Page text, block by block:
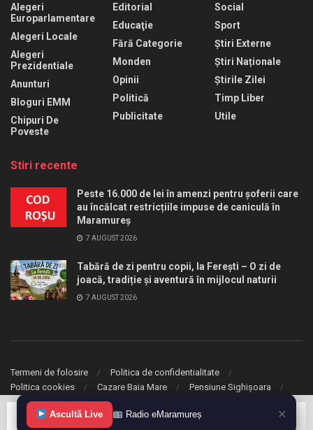
Alegeri
Europarlamentare
Alegeri Locale
Alegeri
Prezidentiale
Anunturi
Bloguri EMM
Chipuri De
Poveste
Editorial
Educaţie
Fără Categorie
Monden
Opinii
Politică
Publicitate
Social
Sport
Știri Externe
Știri Naționale
Știrile Zilei
Timp Liber
Utile
Stiri recente
Peste 16.000 de lei în amenzi pentru șoferii care
au încălcat restricțiile impuse de caniculă în
Maramureș
7 AUGUST 2026
Tabără de zi pentru copii, la Ferești – O zi de
joacă, tradiție și aventură în mijlocul naturii
7 AUGUST 2026
Termeni de folosire
Politica de confidentialitate
Politica cookies
Cazare Baia Mare Pensiune Sighișoara
© 2020 eMaramures. Toate drepturile rezervate.
Ascultă Live Radio eMaramureș ✕